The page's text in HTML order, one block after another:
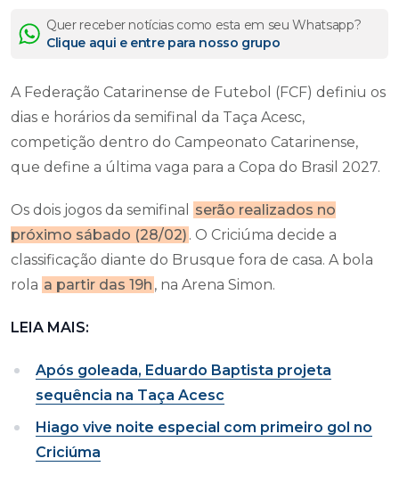
Quer receber notícias como esta em seu Whatsapp?
Clique aqui e entre para nosso grupo
A Federação Catarinense de Futebol (FCF) definiu os
dias e horários da semifinal da Taça Acesc,
competição dentro do Campeonato Catarinense,
que define a última vaga para a Copa do Brasil 2027.
Os dois jogos da semifinal
serão realizados no
próximo sábado (28/02) . O Criciúma decide a
classificação diante do Brusque fora de casa. A bola
rola a partir das 19h , na Arena Simon.
LEIA MAIS:
Após goleada, Eduardo Baptista projeta
sequência na Taça Acesc
Hiago vive noite especial com primeiro gol no
Criciúma